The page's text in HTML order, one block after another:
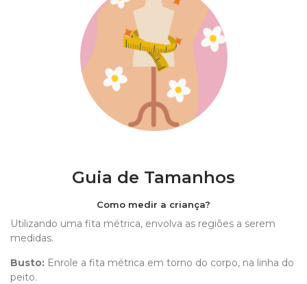
Guia de Tamanhos
Como medir a criança?
Utilizando uma fita métrica, envolva as regiões a serem
medidas.
Busto: Enrole a fita métrica em torno do corpo, na linha do
peito.